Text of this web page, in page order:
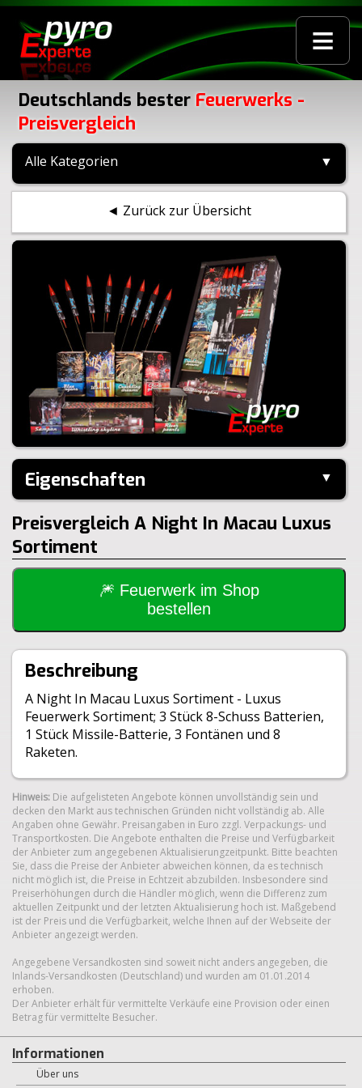
≡
Deutschlands bester Feuerwerks -
Preisvergleich
Alle Kategorien ▼
◄ Zurück zur Übersicht
Eigenschaften ▼
Hersteller:
Lesli
Kaliber:
25mm
Inhalt je VE:
Gewicht Netto:
404g
Preisvergleich A Night In Macau Luxus
Sortiment
🎆 Feuerwerk im Shop
bestellen
Beschreibung
A Night In Macau Luxus Sortiment - Luxus
Feuerwerk Sortiment; 3 Stück 8-Schuss Batterien,
1 Stück Missile-Batterie, 3 Fontänen und 8
Raketen.
Hinweis: Die aufgelisteten Angebote können unvollständig sein und
decken den Markt aus technischen Gründen nicht vollständig ab. Alle
Angaben ohne Gewähr. Preisangaben in Euro zzgl. Verpackungs- und
Transportkosten. Die Angebote enthalten die Preise und Verfügbarkeit
der Anbieter zum angegebenen Aktualisierungzeitpunkt. Bitte beachten
Sie, dass die Preise der Anbieter abweichen können, da es technisch
nicht möglich ist, die Preise in Echtzeit abzubilden. Insbesondere sind
Preiserhöhungen durch die Händler möglich, wenn die Differenz zum
aktuellen Zeitpunkt und der letzten Aktualisierung hoch ist. Maßgebend
ist der Preis und die Verfügbarkeit, welche Ihnen auf der Webseite der
Anbieter angezeigt werden.
Angegebene Versandkosten sind soweit nicht anders angegeben, die
Inlands-Versandkosten (Deutschland) und wurden am 01.01.2014
erhoben.
Der Anbieter erhält für vermittelte Verkäufe eine Provision oder einen
Betrag für vermittelte Besucher.
Informationen
Über uns